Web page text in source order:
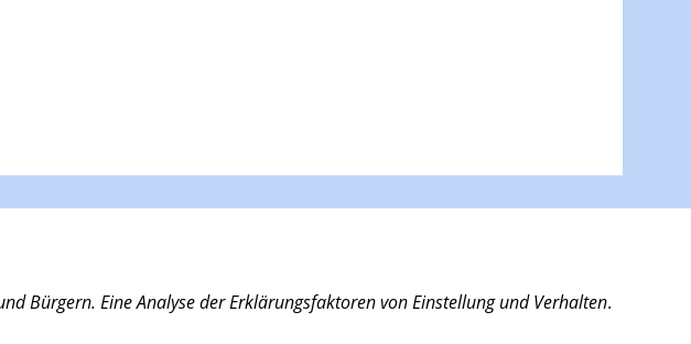
Bürgern. Eine Analyse der Erklärungsfaktoren von Einstellung und Verhalten.